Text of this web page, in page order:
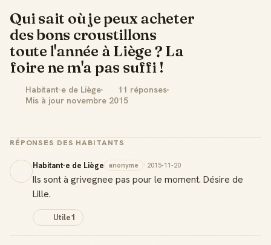
Qui sait où je peux acheter
des bons croustillons
toute l'année à Liège ? La
foire ne m'a pas suffi !
Habitant·e de Liège
11 réponses
Mis à jour novembre 2015
RÉPONSES DES HABITANTS
Habitant·e de Liège anonyme · 2015-11-20
Ils sont à grivegnee pas pour le moment. Désire de
Lille.
Utile1